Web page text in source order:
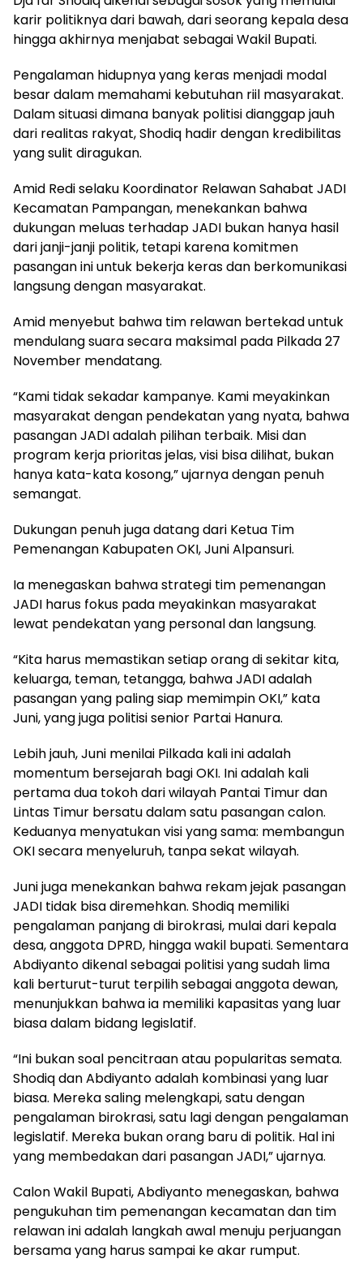
karir politiknya dari bawah, dari seorang kepala desa
hingga akhirnya menjabat sebagai Wakil Bupati.
Pengalaman hidupnya yang keras menjadi modal
besar dalam memahami kebutuhan riil masyarakat.
Dalam situasi dimana banyak politisi dianggap jauh
dari realitas rakyat, Shodiq hadir dengan kredibilitas
yang sulit diragukan.
Amid Redi selaku Koordinator Relawan Sahabat JADI
Kecamatan Pampangan, menekankan bahwa
dukungan meluas terhadap JADI bukan hanya hasil
dari janji-janji politik, tetapi karena komitmen
pasangan ini untuk bekerja keras dan berkomunikasi
langsung dengan masyarakat.
Amid menyebut bahwa tim relawan bertekad untuk
mendulang suara secara maksimal pada Pilkada 27
November mendatang.
“Kami tidak sekadar kampanye. Kami meyakinkan
masyarakat dengan pendekatan yang nyata, bahwa
pasangan JADI adalah pilihan terbaik. Misi dan
program kerja prioritas jelas, visi bisa dilihat, bukan
hanya kata-kata kosong,” ujarnya dengan penuh
semangat.
Dukungan penuh juga datang dari Ketua Tim
Pemenangan Kabupaten OKI, Juni Alpansuri.
Ia menegaskan bahwa strategi tim pemenangan
JADI harus fokus pada meyakinkan masyarakat
lewat pendekatan yang personal dan langsung.
“Kita harus memastikan setiap orang di sekitar kita,
keluarga, teman, tetangga, bahwa JADI adalah
pasangan yang paling siap memimpin OKI,” kata
Juni, yang juga politisi senior Partai Hanura.
Lebih jauh, Juni menilai Pilkada kali ini adalah
momentum bersejarah bagi OKI. Ini adalah kali
pertama dua tokoh dari wilayah Pantai Timur dan
Lintas Timur bersatu dalam satu pasangan calon.
Keduanya menyatukan visi yang sama: membangun
OKI secara menyeluruh, tanpa sekat wilayah.
Juni juga menekankan bahwa rekam jejak pasangan
JADI tidak bisa diremehkan. Shodiq memiliki
pengalaman panjang di birokrasi, mulai dari kepala
desa, anggota DPRD, hingga wakil bupati. Sementara
Abdiyanto dikenal sebagai politisi yang sudah lima
kali berturut-turut terpilih sebagai anggota dewan,
menunjukkan bahwa ia memiliki kapasitas yang luar
biasa dalam bidang legislatif.
“Ini bukan soal pencitraan atau popularitas semata.
Shodiq dan Abdiyanto adalah kombinasi yang luar
biasa. Mereka saling melengkapi, satu dengan
pengalaman birokrasi, satu lagi dengan pengalaman
legislatif. Mereka bukan orang baru di politik. Hal ini
yang membedakan dari pasangan JADI,” ujarnya.
Calon Wakil Bupati, Abdiyanto menegaskan, bahwa
pengukuhan tim pemenangan kecamatan dan tim
relawan ini adalah langkah awal menuju perjuangan
bersama yang harus sampai ke akar rumput.